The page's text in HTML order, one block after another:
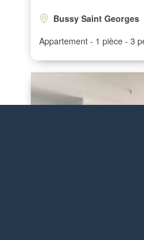
Bussy Saint Georges
Appartement 1 pièce 3